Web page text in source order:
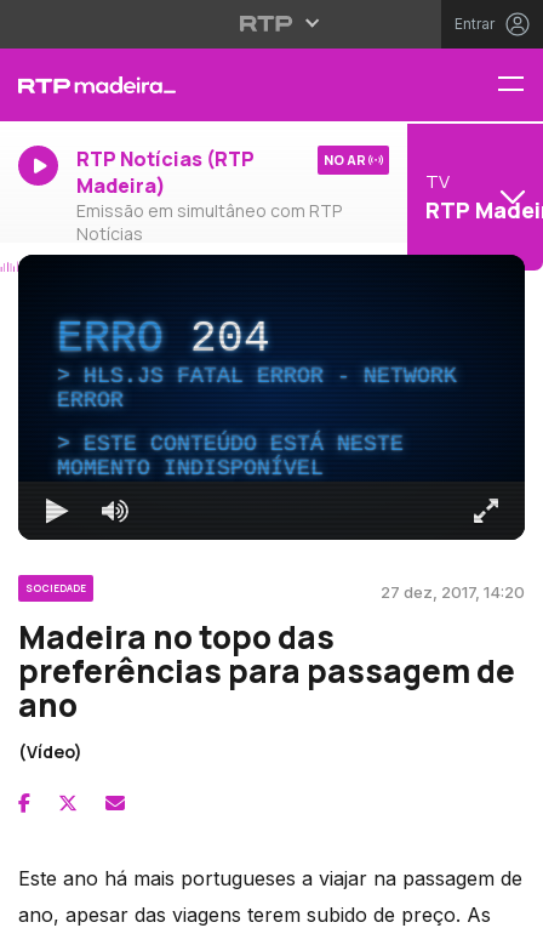
Entrar
RTP Notícias (RTP
Madeira)
Emissão em simultâneo com RTP
Notícias
NO AR
TV
RTP
ERRO204
HLS.JS FATAL ERROR - NETWORK
ERROR
ESTE CONTEÚDO ESTÁ NESTE
MOMENTO INDISPONÍVEL
SOCIEDADE 27 dez, 2017, 14:20
Madeira no topo das
preferências para passagem de
ano
(Vídeo)
Este ano há mais portugueses a viajar na passagem de
ano, apesar das viagens terem subido de preço. As